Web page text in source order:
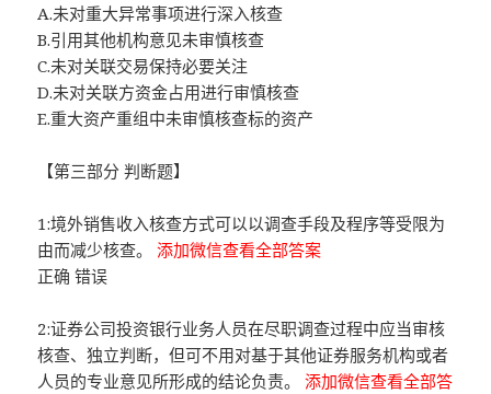
A.未对重大异常事项进行深入核查
B.引用其他机构意见未审慎核查
C.未对关联交易保持必要关注
D.未对关联方资金占用进行审慎核查
E.重大资产重组中未审慎核查标的资产
【第三部分 判断题】
1:境外销售收入核查方式可以以调查手段及程序等受限为
由而减少核查。添加微信查看全部答案
正确 错误
2:证券公司投资银行业务人员在尽职调查过程中应当审核
核查、独立判断，但可不用对基于其他证券服务机构或者
人员的专业意见所形成的结论负责。添加微信查看全部答